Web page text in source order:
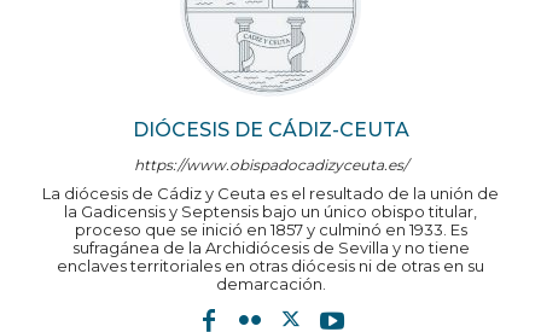
DIÓCESIS DE CÁDIZ-CEUTA
https://www.obispadocadizyceuta.es/
La diócesis de Cádiz y Ceuta es el resultado de la unión de
la Gadicensis y Septensis bajo un único obispo titular,
proceso que se inició en 1857 y culminó en 1933. Es
sufragánea de la Archidiócesis de Sevilla y no tiene
enclaves territoriales en otras diócesis ni de otras en su
demarcación.